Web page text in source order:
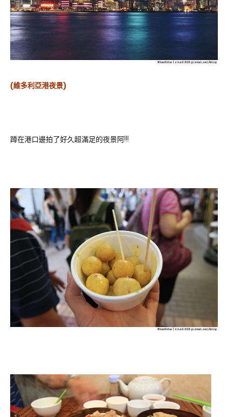
(維多利亞港夜景)
蹲在港口邊拍了好久超滿足的夜景阿!!!